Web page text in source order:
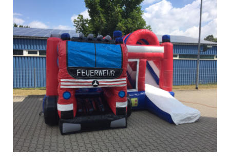
Hubarbeitsbühne B18
24.03.17 Übergabe ELW
20.11.15 Übergabe StLF und HAB
2015 LF 16 „verlässt“ Feuerwehr
Geschichte
historische Fotos
Ehemalige Fahrzeuge
Jahresrückblicke